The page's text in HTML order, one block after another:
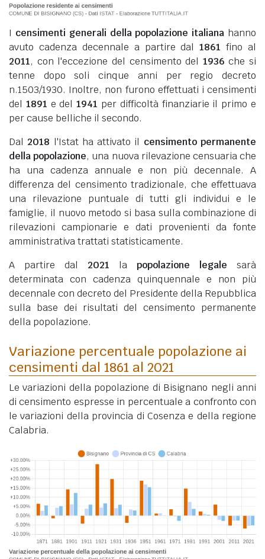
I censimenti generali della popolazione italiana hanno
avuto cadenza decennale a partire dal1861 fino al
2011, con l'eccezione del censimento del 1936 che si
tenne dopo soli cinque anni per regio decreto
n.1503/1930. Inoltre, non furono effettuati i censimenti
del 1891 e del1941 per difficoltà finanziarie il primo e
per cause belliche il secondo.
Dal 2018 l'Istat ha attivato il censimento permanente
della popolazione, una nuova rilevazione censuaria che
ha una cadenza annuale e non più decennale. A
differenza del censimento tradizionale, che effettuava
una rilevazione puntuale di tutti gli individui e le
famiglie, il nuovo metodo si basa sulla combinazione di
rilevazioni campionarie e dati provenienti da fonte
amministrativa trattati statisticamente.
A partire dal 2021 la popolazione legale sarà
determinata con cadenza quinquennale e non più
decennale con decreto del Presidente della Repubblica
sulla base dei risultati del censimento permanente
della popolazione.
Variazione percentuale popolazione ai
censimenti dal 1861 al 2021
Le variazioni della popolazione di Bisignano negli anni
di censimento espresse in percentuale a confronto con
le variazioni della provincia di Cosenza e della regione
Calabria.